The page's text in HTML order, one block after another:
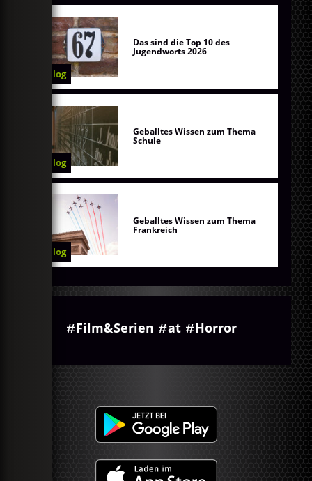
Blog
Das sind die Top 10 des
Jugendworts 2026
Blog
Geballtes Wissen zum Thema
Schule
Blog
Geballtes Wissen zum Thema
Frankreich
Film&Serien at Horror